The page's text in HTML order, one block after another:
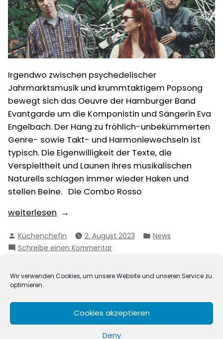
Wir verwenden Cookies, um unsere Website und unseren Service zu
optimieren.
Cookies akzeptieren
Deny
Irgendwo zwischen psychedelischer
Jahrmarktsmusik und krummtaktigem Popsong
bewegt sich das Oeuvre der Hamburger Band
Evantgarde um die Komponistin und Sängerin Eva
Engelbach. Der Hang zu fröhlich-unbekümmerten
Genre- sowie Takt- und Harmoniewechseln ist
typisch. Die Eigenwilligkeit der Texte, die
Verspieltheit und Launen ihres musikalischen
Naturells schlagen immer wieder Haken und
stellen Beine. Die Combo Rosso
„Fr.
Evantgarde
und
Rosso“
weiterlesen
Verfasst
von
Küchenchefin 2. August 2023
Veröffentlicht
News
Schreibe einen Kommentarzu
Evantgarde
Combo
Rosso
Seitennummerierung
der
Neuere Beiträge 1 2
6
Ältere Beiträge